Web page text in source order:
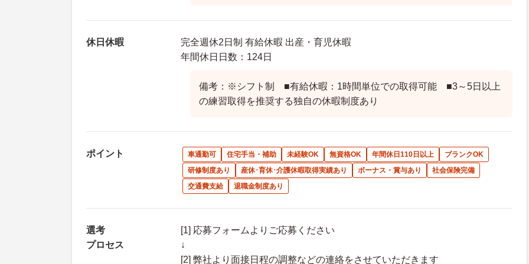
休日休暇
完全週休2日制 有給休暇 出産・育児休暇
年間休日日数：124日
備考：※シフト制 ■有給休暇：1時間単位での取得可能 ■3～5日以上
の練習取得を推奨する独自の休暇制度あり
ポイント 車通勤可 住宅手当・補助 未経験OK 無資格OK 年間休日110日以上
ブランクOK
研修制度あり
産休･育休･介護休暇取得実績あり ボーナス・賞与あり
社会保険完備
交通費支給
退職金制度あり
選考
プロセス
[1] 応募フォームよりご応募ください
↓
[2] 弊社より面接日程の調整などの連絡をさせていただきます